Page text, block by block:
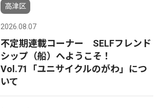
高津区
2026.08.07
不定期連載コーナー SELFフレンド
シップ（船）へようこそ！
Vol.71「ユニサイクルのがわ」につ
いて